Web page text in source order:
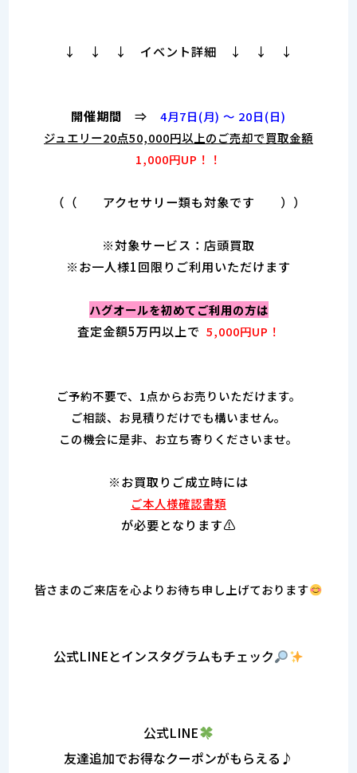
↓ ↓ ↓ イベント詳細 ↓ ↓ ↓
開催期間 ⇒ 4月7日(月) ～ 20日(日)
ジュエリー20点50,000円以上のご売却で買取金額
1,000円UP！！
（（ アクセサリー類も対象です ））
※対象サービス：店頭買取
※お一人様1回限りご利用いただけます
ハグオールを初めてご利用の方は
査定金額5万円以上で 5,000円UP！
ご予約不要で、1点からお売りいただけます。
ご相談、お見積りだけでも構いません。
この機会に是非、お立ち寄りくださいませ。
※お買取りご成立時には
ご本人様確認書類
が必要となります⚠
皆さまのご来店を心よりお待ち申し上げております
公式LINEとインスタグラムもチェック
公式LINE
友達追加でお得なクーポンがもらえる♪